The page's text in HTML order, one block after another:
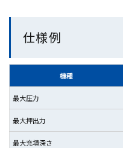
仕様例
機種
最大圧力
最大押出力
最大充填深さ